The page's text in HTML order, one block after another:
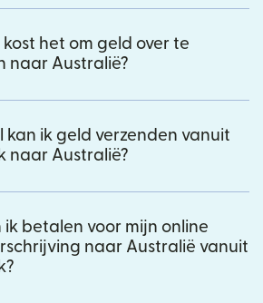
kost het om geld over te
naar Australië?
kan ik geld verzenden vanuit
naar Australië?
ik betalen voor mijn online
naar Australië vanuit